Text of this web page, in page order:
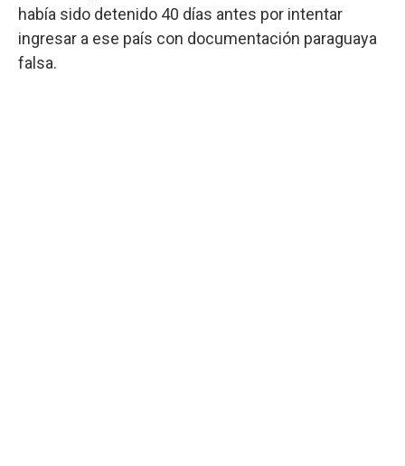
había sido detenido 40 días antes por intentar
ingresar a ese país con documentación paraguaya
falsa.